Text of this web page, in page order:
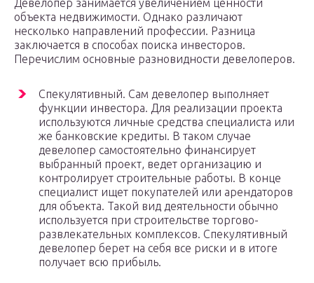
Девелопер занимается увеличением ценности
объекта недвижимости. Однако различают
несколько направлений профессии. Разница
заключается в способах поиска инвесторов.
Перечислим основные разновидности девелоперов.
Спекулятивный. Сам девелопер выполняет
функции инвестора. Для реализации проекта
используются личные средства специалиста или
же банковские кредиты. В таком случае
девелопер самостоятельно финансирует
выбранный проект, ведет организацию и
контролирует строительные работы. В конце
специалист ищет покупателей или арендаторов
для объекта. Такой вид деятельности обычно
используется при строительстве торгово-
развлекательных комплексов. Спекулятивный
девелопер берет на себя все риски и в итоге
получает всю прибыль.